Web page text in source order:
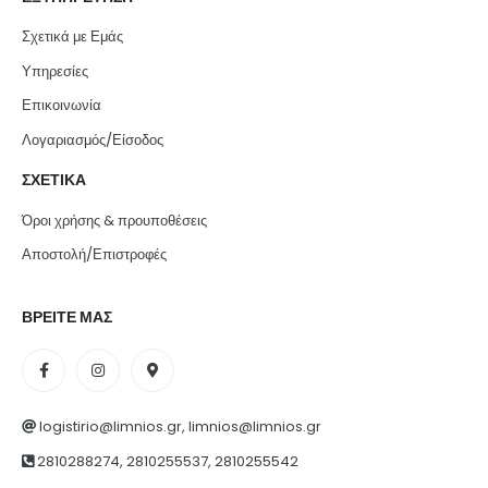
Σχετικά με Εμάς
Υπηρεσίες
Επικοινωνία
Λογαριασμός/Είσοδος
ΣΧΕΤΙΚΑ
Όροι χρήσης & προυποθέσεις
Αποστολή/Επιστροφές
ΒΡΕΙΤΕ ΜΑΣ
logistirio@limnios.gr, limnios@limnios.gr
2810288274, 2810255537, 2810255542